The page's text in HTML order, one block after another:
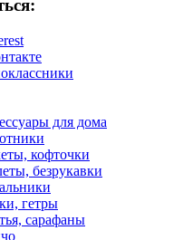
для дома
кофточки
безрукавки
гетры
сарафаны